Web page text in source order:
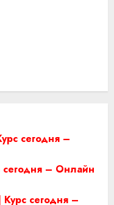
сегодня –
сегодня – Онлайн
сегодня –